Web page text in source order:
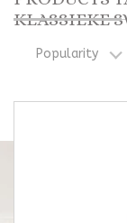
KLASSIEKE
Popularity